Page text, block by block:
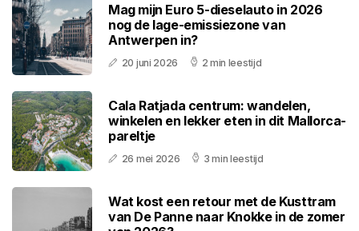
Mag mijn Euro 5-dieselauto in 2026
nog de lage-emissiezone van
Antwerpen in?
20 juni 2026 2 min leestijd
Cala Ratjada centrum: wandelen,
winkelen en lekker eten in dit Mallorca-
pareltje
26 mei 2026 3 min leestijd
Wat kost een retour met de Kusttram
van De Panne naar Knokke in de zomer